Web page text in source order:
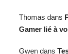
Thomas dans
Gamer lié à
Gwen dans